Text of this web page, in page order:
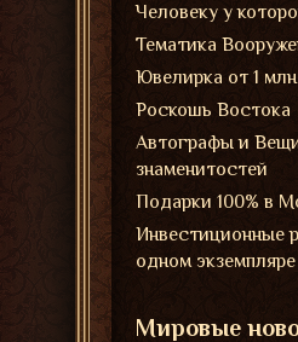
Человеку у
Тематика
Ювелирка от 1
Роскошь Востока
Автографы и
знаменитостей
Подарки 100% в
Инвестиционные
одном экземпляре
Мировые